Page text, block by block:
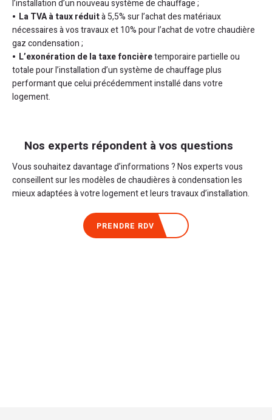
l’installation d’un nouveau système de chauffage ;
La TVA à taux réduità 5,5% sur l’achat des matériaux
nécessaires à vos travaux et 10% pour l’achat de votre chaudière
gaz condensation ;
L’exonération de la taxe foncièretemporaire partielle ou
totale pour l’installation d’un système de chauffage plus
performant que celui précédemment installé dans votre
logement.
Nos experts répondent à vos questions
Vous souhaitez davantage d’informations ? Nos experts vous
conseillent sur les modèles de chaudières à condensation les
mieux adaptées à votre logement et leurs travaux d’installation.
PRENDRE RDV